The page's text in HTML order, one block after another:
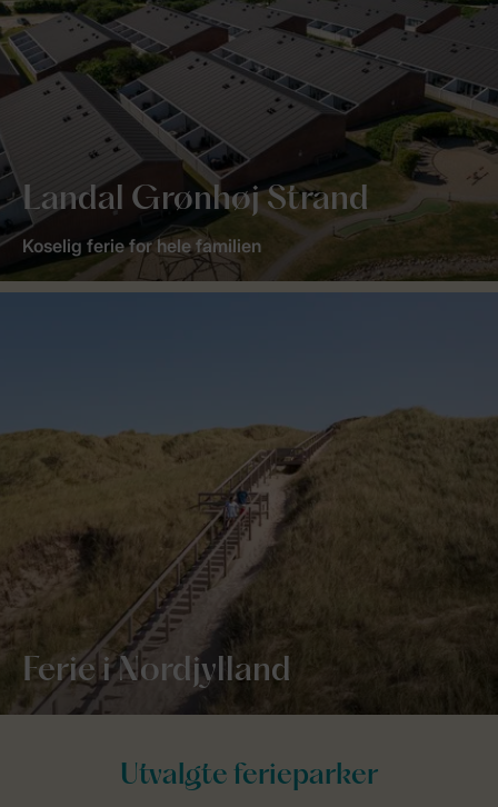
Landal Grønhøj Strand
Koselig ferie for hele familien
Ferie i Nordjylland